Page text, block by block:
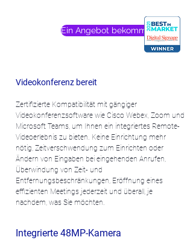
Ein Angebot bekommen
Videokonferenz bereit
Zertifizierte Kompatibilität mit gängiger
Videokonferenzsoftware wie Cisco Webex, Zoom und
Microsoft Teams, um Ihnen ein integriertes Remote-
Videoerlebnis zu bieten. Keine Einrichtung mehr
nötig, Zeitverschwendung zum Einrichten oder
Ändern von Eingaben bei eingehenden Anrufen,
Überwindung von Zeit- und
Entfernungsbeschränkungen, Eröffnung eines
effizienten Meetings jederzeit und überall, je
nachdem, was Sie möchten.
Integrierte 48MP-Kamera